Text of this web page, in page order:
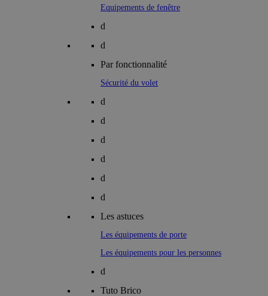
Equipements de fenêtre
d
d
Par fonctionnalité
Sécurité du volet
d
d
d
d
d
d
Les astuces
Les équipements de porte
Les équipements pour les personnes
d
Tuto Brico